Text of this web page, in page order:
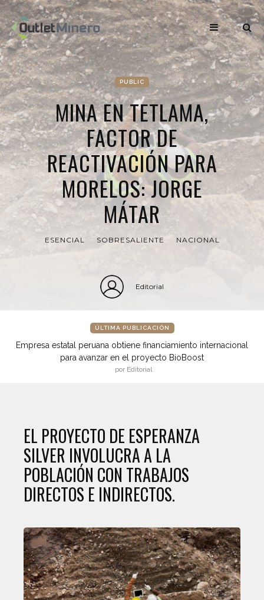
PUBLIC
MINA EN TETLAMA,
FACTOR DE
REACTIVACIÓN PARA
MORELOS: JORGE
MÁTAR
ESENCIAL SOBRESALIENTE NACIONAL
Editorial
ÚLTIMA PUBLICACIÓN
Empresa estatal peruana obtiene financiamiento internacional
para avanzar en el proyecto BioBoost
por Editorial
EL PROYECTO DE ESPERANZA
SILVER INVOLUCRA A LA
POBLACIÓN CON TRABAJOS
DIRECTOS E INDIRECTOS.